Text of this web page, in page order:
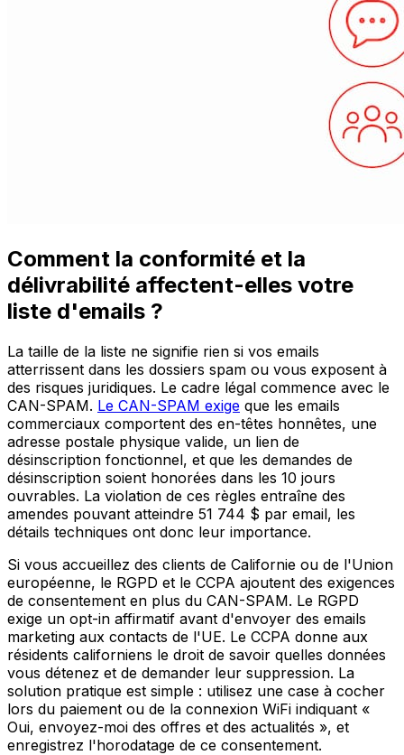
Comment la conformité et la
délivrabilité affectent-elles votre
liste d'emails ?
La taille de la liste ne signifie rien si vos emails
atterrissent dans les dossiers spam ou vous exposent à
des risques juridiques. Le cadre légal commence avec le
CAN-SPAM. Le CAN-SPAM exige que les emails
commerciaux comportent des en-têtes honnêtes, une
adresse postale physique valide, un lien de
désinscription fonctionnel, et que les demandes de
désinscription soient honorées dans les 10 jours
ouvrables. La violation de ces règles entraîne des
amendes pouvant atteindre 51 744 $ par email, les
détails techniques ont donc leur importance.
Si vous accueillez des clients de Californie ou de l'Union
européenne, le RGPD et le CCPA ajoutent des exigences
de consentement en plus du CAN-SPAM. Le RGPD
exige un opt-in affirmatif avant d'envoyer des emails
marketing aux contacts de l'UE. Le CCPA donne aux
résidents californiens le droit de savoir quelles données
vous détenez et de demander leur suppression. La
solution pratique est simple : utilisez une case à cocher
lors du paiement ou de la connexion WiFi indiquant «
Oui, envoyez-moi des offres et des actualités », et
enregistrez l'horodatage de ce consentement.